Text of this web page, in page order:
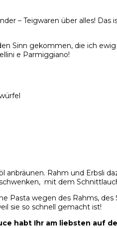
– Teigwaren über alles!
Sinn gekommen, die ich
e Parmiggiano!
Rahm und Erbsli
mit dem
Pasta wegen des Rahms,
sie so schnell gemacht ist!
habt Ihr am liebsten auf